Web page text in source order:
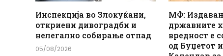
Инспекција во Злокуќани,
откриени дивоградби и
нелегално собирање отпад
05/08/2026
МФ:
државните
вредност е
од Буџетот